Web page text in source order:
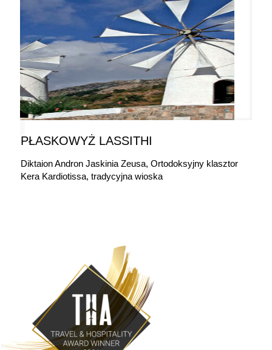
PŁASKOWYŻ LASSITHI
Diktaion Andron Jaskinia Zeusa, Ortodoksyjny klasztor
Kera Kardiotissa, tradycyjna wioska